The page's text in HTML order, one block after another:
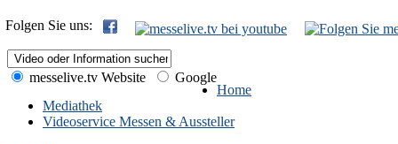
Folgen Sie uns:
messelive.tv Website
Google
Home
Mediathek
Videoservice Messen & Aussteller